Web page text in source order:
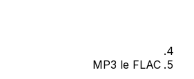
MP3 le FLAC